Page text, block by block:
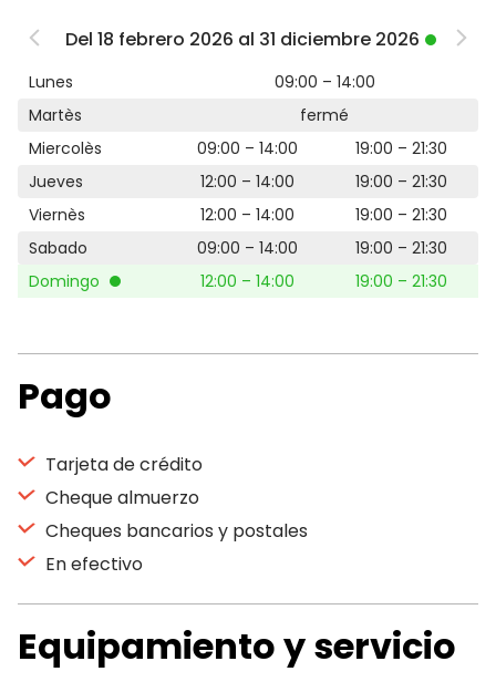
Del 18 febrero 2026 al 31 diciembre 2026
Lunes
09:00 – 14:00
Martès
fermé
Miercolès
09:00 – 14:00
19:00 – 21:30
Jueves
12:00 – 14:00
19:00 – 21:30
Viernès
12:00 – 14:00
19:00 – 21:30
Sabado
09:00 – 14:00
19:00 – 21:30
Domingo
12:00 – 14:00 19:00 – 21:30
Pago
Tarjeta de crédito
Cheque almuerzo
Cheques bancarios y postales
En efectivo
Equipamiento y servicio